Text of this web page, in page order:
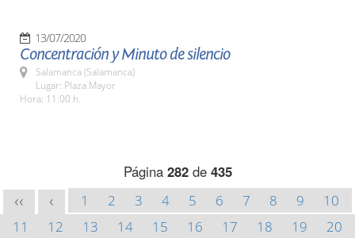
13/07/2020
Concentración y Minuto de silencio
Salamanca (Salamanca)
Lugar: Plaza Mayor
Hora: 11:00 h.
Página 282de 435
<< < 1 2 3 4 5 6 7 8 9
10
11
12 13 14 15 16 17 18 19
20